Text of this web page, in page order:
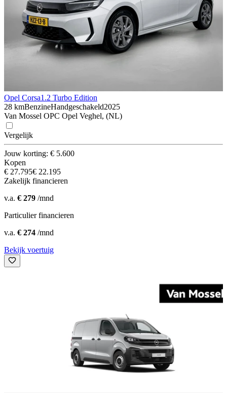
Opel Corsa1.2 Turbo Edition
28 kmBenzineHandgeschakeld2025
Van Mossel OPC Opel Veghel, (NL)
Vergelijk
Jouw korting: € 5.600
Kopen
€ 27.795€ 22.195
Zakelijk financieren
v.a. € 279 /mnd
Particulier financieren
v.a. € 274 /mnd
Bekijk voertuig